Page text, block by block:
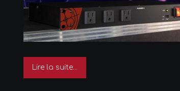
Lire la suite...